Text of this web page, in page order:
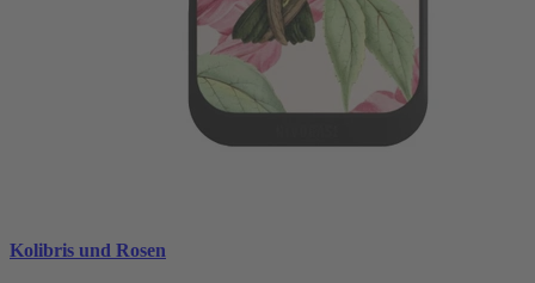
Kolibris und Rosen